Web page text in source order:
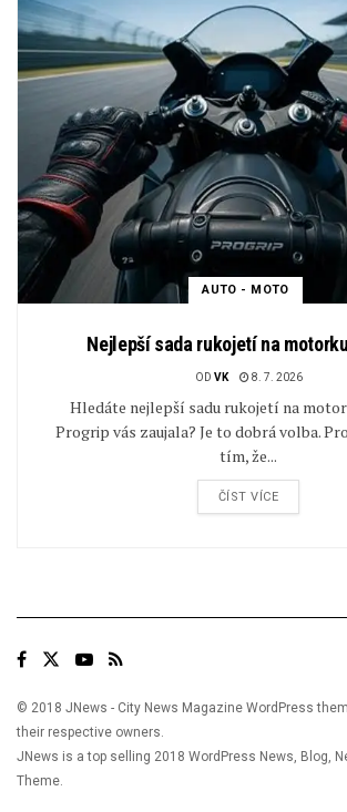
AUTO - MOTO
Nejlepší sada rukojetí na
OD VK 8. 7. 2026
Hledáte nejlepší sadu rukojetí na
Progrip vás zaujala? Je to dobrá volba.
tím, že...
ČÍST VÍCE
© 2018 JNews - City News Magazine WordPress
their respective owners.
JNews is a top selling 2018 WordPress News, Blog,
Theme.